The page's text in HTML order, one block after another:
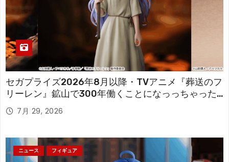
セガプライズ2026年8月以降・TVアニメ『葬送のフ
リーレン』鉱山で300年働くことになっっちゃった
「フリーレン」を立体化！
7月 29, 2026
ニュース フィギュア